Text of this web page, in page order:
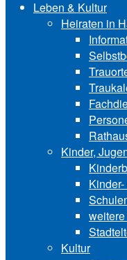
Leben & Kultur
Heiraten in
Kinder,
Kultur